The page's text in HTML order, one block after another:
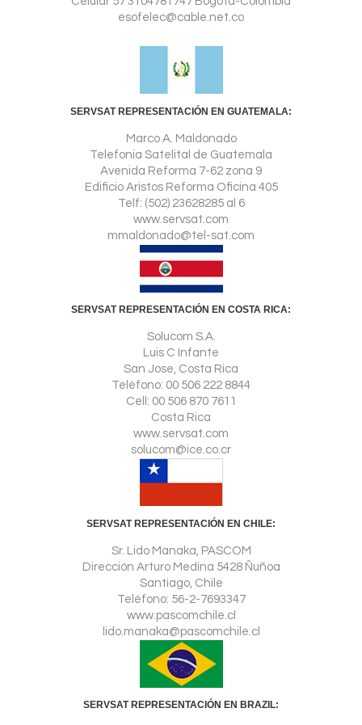
esofelec@cable.net.co
SERVSAT REPRESENTACIÓN EN GUATEMALA:
Marco A. Maldonado
Telefonia Satelital de Guatemala
Avenida Reforma 7-62 zona 9
Edificio Aristos Reforma Oficina 405
Telf: (502) 23628285 al 6
www.servsat.com
mmaldonado@tel-sat.com
SERVSAT REPRESENTACIÓN EN COSTA RICA:
Solucom S.A.
Luis C Infante
San Jose, Costa Rica
Teléfono: 00 506 222 8844
Cell: 00 506 870 7611
Costa Rica
www.servsat.com
solucom@ice.co.cr
SERVSAT REPRESENTACIÓN EN CHILE:
Sr. Lido Manaka, PASCOM
Dirección Arturo Medina 5428 Ñuñoa
Santiago, Chile
Teléfono: 56-2-7693347
www.pascomchile.cl
lido.manaka@pascomchile.cl
SERVSAT REPRESENTACIÓN EN BRAZIL: